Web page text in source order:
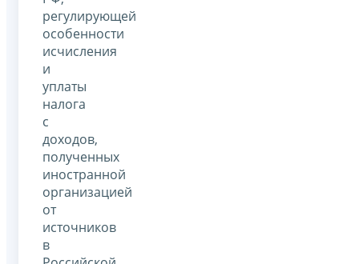
регулирующей
особенности
исчисления
и
уплаты
налога
с
доходов,
полученных
иностранной
организацией
от
источников
в